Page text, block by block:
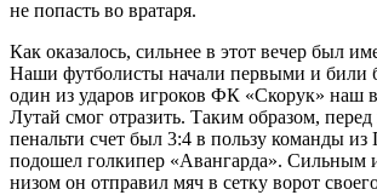
не попасть во вратаря.
Как оказалось, сильнее в этот вечер был
Наши футболисты начали первыми и били
один из ударов игроков ФК «Скорук» наш
Лутай смог отразить. Таким образом,
пенальти счет был 3:4 в пользу команды
подошел голкипер «Авангарда». Сильным
низом он отправил мяч в сетку ворот